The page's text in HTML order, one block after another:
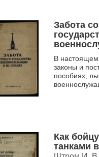
Забота
семьях
В
законы и
пособиях,
Как
танками